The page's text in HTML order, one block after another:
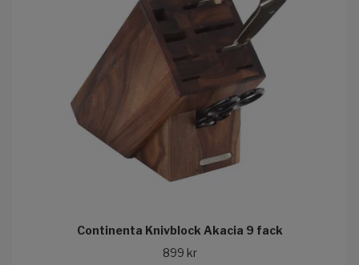
Continenta Knivblock Akacia 9 fack
899 kr